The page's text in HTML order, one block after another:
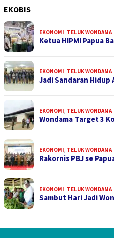
EKOBIS
EKONOMI, TELUK WONDAMA
Ketua HIPMI Papua
EKONOMI, TELUK WONDAMA
Jadi Sandaran Hidup
EKONOMI, TELUK WONDAMA
Wondama Target 3
EKONOMI, TELUK WONDAMA
Rakornis PBJ se
EKONOMI, TELUK WONDAMA
Sambut Hari Jadi